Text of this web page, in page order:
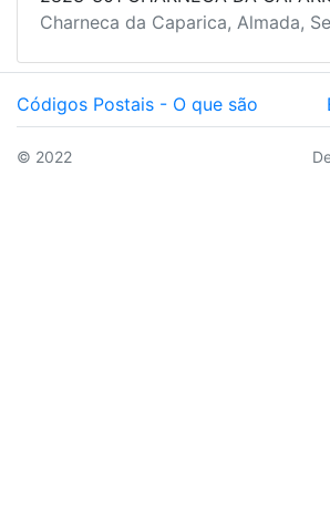
Charneca da Caparica, Almada,
Códigos Postais - O que são
© 2022